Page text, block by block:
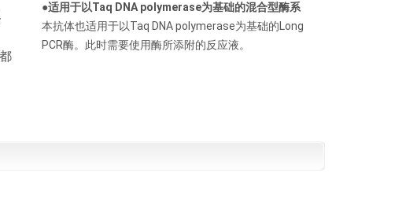
●适用于以Taq DNA polymerase为基础的混合型酶系
本抗体也适用于以Taq DNA polymerase为基础的Long
PCR酶。此时需要使用酶所添附的反应液。